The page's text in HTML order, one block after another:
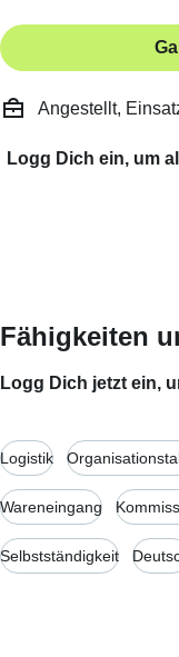
Angestellt,
Logg Dich ein, um
Fähigkeiten
Logg Dich jetzt ein,
Logistik
Wareneingang
Selbstständigkeit